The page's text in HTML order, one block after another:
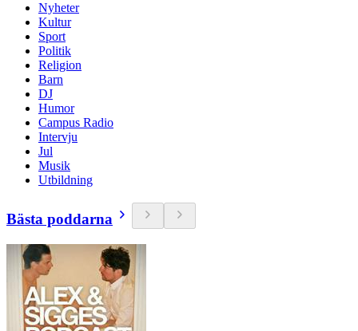
Nyheter
Kultur
Sport
Politik
Religion
Barn
DJ
Humor
Campus Radio
Intervju
Jul
Musik
Utbildning
Bästa poddarna